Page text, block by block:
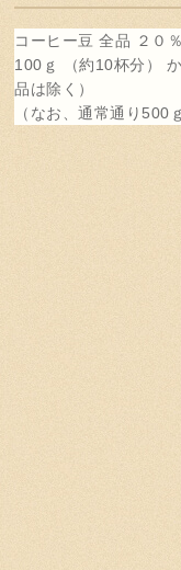
コーヒー豆 全品 ２０
100ｇ （約10杯分）
品は除く）
（なお、通常通り500